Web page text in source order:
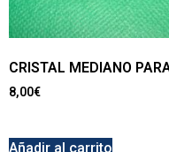
CRISTAL MEDIANO
8,00€
Añadir al carrito